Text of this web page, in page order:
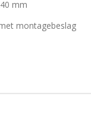
mm
montagebeslag